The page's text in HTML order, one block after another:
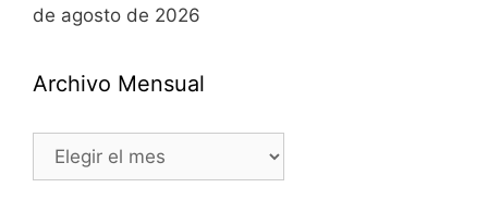
de agosto de 2026
Archivo Mensual